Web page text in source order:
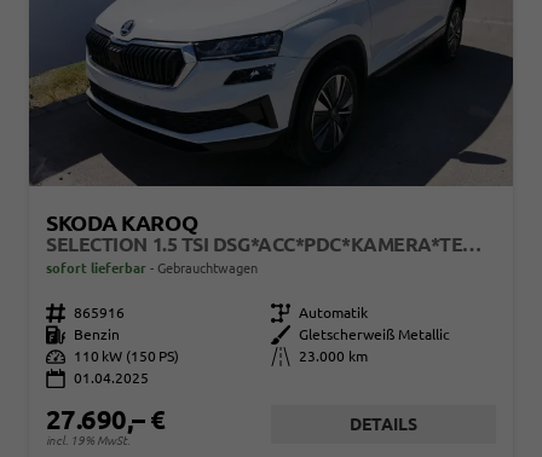
SKODA KAROQ
SELECTION 1.5 TSI DSG*ACC*PDC*KAMERA*TEMPOMAT*LED*SMARTLINK*KLIMA*RADIO*17-ZOLL
sofort lieferbar Gebrauchtwagen
Fahrzeugnr. 865916 Getriebe Automatik
Kraftstoff
Benzin Außenfarbe
Gletscherweiß Metallic
Leistung
110 kW (150 PS) Kilometerstand
23.000 km
01.04.2025
27.690,– €
incl. 19% MwSt.
DETAILS